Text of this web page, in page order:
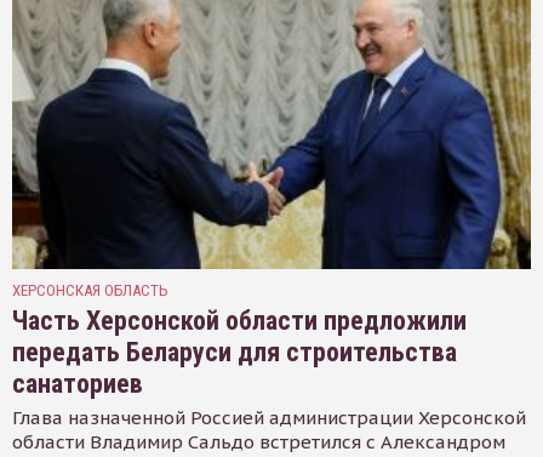
ХЕРСОНСКАЯ ОБЛАСТЬ
Часть Херсонской области предложили
передать Беларуси для строительства
санаториев
Глава назначенной Россией администрации Херсонской
области Владимир Сальдо встретился с Александром